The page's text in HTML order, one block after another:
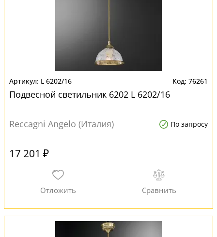
L 6202/16 76261
Подвесной светильник 6202 L 6202/16
Reccagni Angelo (Италия) По запросу
17 201 ₽